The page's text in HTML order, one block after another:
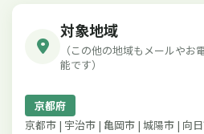
対象地域
（この他の地域もメールや
能です）
京都府
京都市 | 宇治市 | 亀岡市 | 城陽市 | 向